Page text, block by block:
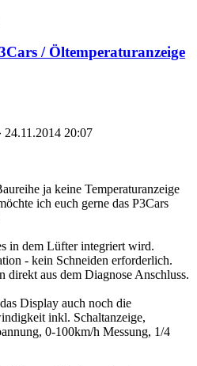
/ Öltemperaturanzeige
24.11.2014 20:07
ja keine Temperaturanzeige
ich euch gerne das P3Cars
in dem Lüfter integriert wird.
- kein Schneiden erforderlich.
direkt aus dem Diagnose Anschluss.
Display auch noch die
inkl. Schaltanzeige,
0-100km/h Messung, 1/4